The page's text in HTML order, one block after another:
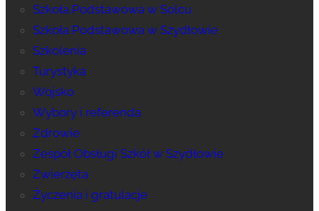
Szkoła Podstawowa w Solcu
Szkoła Podstawowa w Szydłowie
Szkolenia
Turystyka
Wojsko
Wybory i referenda
Zdrowie
Zespół Obsługi Szkół w Szydłowie
Zwierzęta
Życzenia i gratulacje